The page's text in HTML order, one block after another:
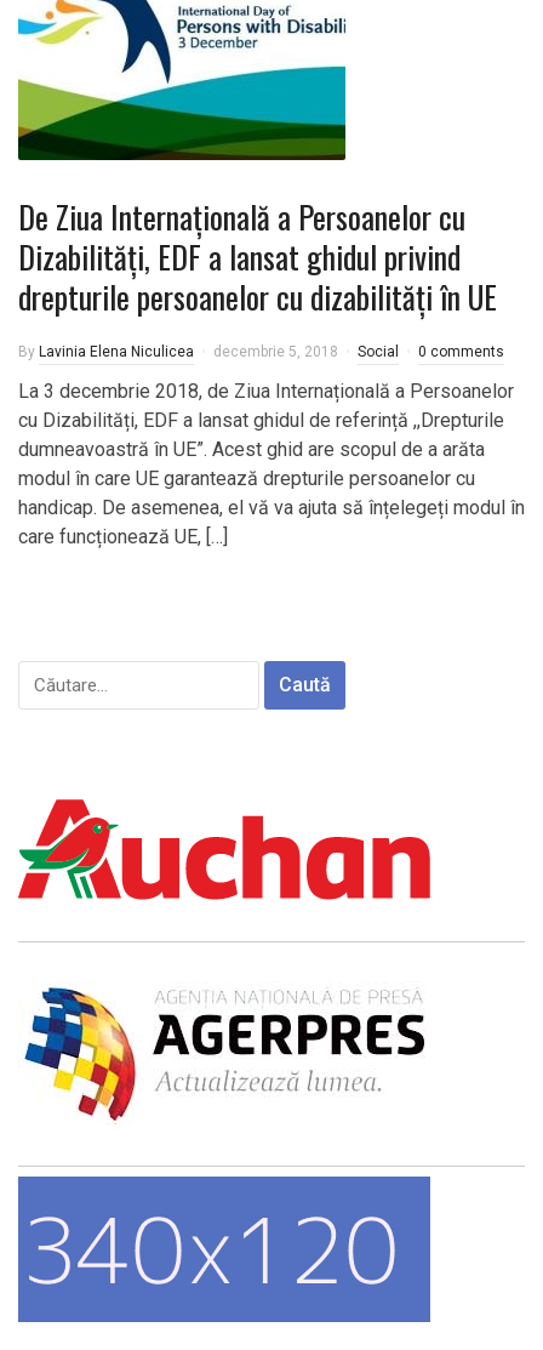
De Ziua Internațională a Persoanelor cu
Dizabilități, EDF a lansat ghidul privind
drepturile persoanelor cu dizabilități în UE
By Lavinia Elena Niculicea decembrie 5, 2018 Social 0 comments
La 3 decembrie 2018, de Ziua Internațională a Persoanelor
cu Dizabilități, EDF a lansat ghidul de referință ,,Drepturile
dumneavoastră în UE”. Acest ghid are scopul de a arăta
modul în care UE garantează drepturile persoanelor cu
handicap. De asemenea, el vă va ajuta să înțelegeți modul în
care funcționează UE, […]
Caută
după: